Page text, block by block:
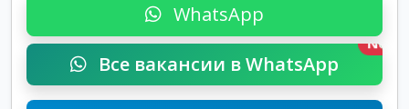
WhatsApp
Все вакансии в WhatsApp
New